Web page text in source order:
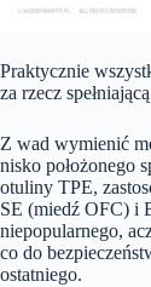
Praktycznie
za rzecz
Z wad wymienić
nisko położonego
otuliny TPE,
SE (miedź OFC) i
niepopularnego,
co do
ostatniego.